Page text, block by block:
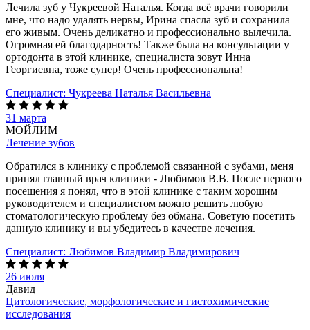
Лечила зуб у Чукреевой Наталья. Когда всё врачи говорили
мне, что надо удалять нервы, Ирина спасла зуб и сохранила
его живым. Очень деликатно и профессионально вылечила.
Огромная ей благодарность! Также была на консультации у
ортодонта в этой клинике, специалиста зовут Инна
Георгиевна, тоже супер! Очень профессиональна!
Специалист: Чукреева Наталья Васильевна
31 марта
МОЙЛИМ
Лечение зубов
Обратился в клинику с проблемой связанной с зубами, меня
принял главный врач клиники - Любимов В.В. После первого
посещения я понял, что в этой клинике с таким хорошим
руководителем и специалистом можно решить любую
стоматологическую проблему без обмана. Советую посетить
данную клинику и вы убедитесь в качестве лечения.
Специалист: Любимов Владимир Владимирович
26 июля
Давид
Цитологические, морфологические и гистохимические
исследования